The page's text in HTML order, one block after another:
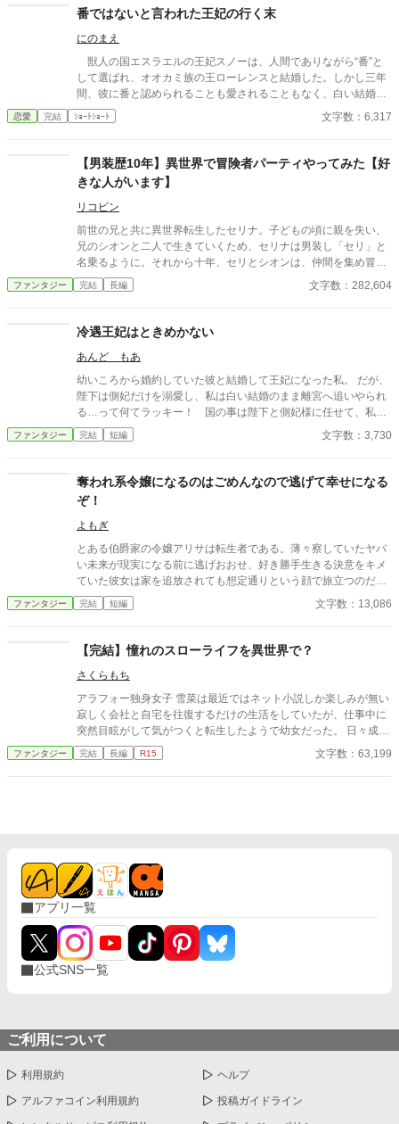
番ではないと言われた王妃の行く末
にのまえ
獣人の国エスラエルの王妃スノーは、人間でありながら“番”と
して選ばれ、オオカミ族の王ローレンスと結婚した。しかし三年
間、彼に番と認められることも愛されることもなく、白い結婚の
まま冷遇され続ける。 それでも王妃として国に尽くしてきたス
ノーだったが、ある日、ローレンスが別の令嬢レイアーを懐妊さ
決意し、国を去ろうとする。 しかしその道中、レイアー嬢の実
家の襲撃に遭い、スノーは命を落とす寸前、自身の命と引き換え
に広域回復魔法で多くの命を救う。 これでスノーの、人生は終
わりのはずだった。 だが次に目を覚ますと、スノーは三年前の
結婚式当日に戻っていた。何度死んでも、何度拒絶しても、結婚
式の誓いの瞬間へと戻される。 番から逃れようと、スノーは何
度も死を選ぶが――。
恋愛 完結 ｼｮｰﾄｼｮｰﾄ 文字数：6,317
【男装歴10年】異世界で冒険者パーティやってみた【好
きな人がいます】
リコピン
前世の兄と共に異世界転生したセリナ。子どもの頃に親を失い、
兄のシオンと二人で生きていくため、セリナは男装し「セリ」と
名乗るように。それから十年、セリとシオンは、仲間を集め冒険
者パーティを組んでいた。 これは、異世界転生した女の子がお仕
事頑張ったり、恋をして性別カミングアウトのタイミングにモダ
ぼの？系のお話を目指しています。 ※同性愛表現があります。
ファンタジー 完結 長編 文字数：282,604
冷遇王妃はときめかない
あんど もあ
幼いころから婚約していた彼と結婚して王妃になった私。 だが、
陛下は側妃だけを溺愛し、私は白い結婚のまま離宮へ追いやられ
る…って何てラッキー！ 国の事は陛下と側妃様に任せて、私は
このまま離宮で何の責任も無い楽な生活を！…と思っていたの
に…。
ファンタジー 完結 短編 文字数：3,730
奪われ系令嬢になるのはごめんなので逃げて幸せになる
ぞ！
よもぎ
とある伯爵家の令嬢アリサは転生者である。薄々察していたヤバ
い未来が現実になる前に逃げおおせ、好き勝手生きる決意をキメ
ていた彼女は家を追放されても想定通りという顔で旅立つのだっ
た。
ファンタジー 完結 短編 文字数：13,086
【完結】憧れのスローライフを異世界で？
さくらもち
アラフォー独身女子 雪菜は最近ではネット小説しか楽しみが無い
寂しく会社と自宅を往復するだけの生活をしていたが、仕事中に
突然目眩がして気がつくと転生したようで幼女だった。 日々成長
しつつネット小説テンプレキターと転生先でのんびりスローライ
フをするための地盤堅めに邁進する。
ファンタジー 完結 長編 R15 文字数：63,199
アプリ一覧
公式SNS一覧
ご利用について
利用規約 ヘルプ
アルファコイン利用規約 投稿ガイドライン